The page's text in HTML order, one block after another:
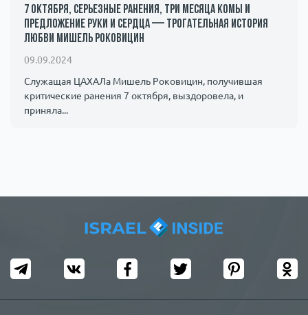
7 октября, серьезные ранения, три месяца комы и
предложение руки и сердца — трогательная история
любви Мишель Роковицин
09.09.2024
Служащая ЦАХАЛа Мишель Роковицин, получившая
критические ранения 7 октября, выздоровела, и
приняла...